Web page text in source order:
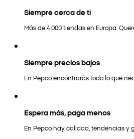
Siempre cerca de ti
Más de 4.000 tiendas en Europa.
Siempre precios bajos
En Pepco encontrarás todo lo que
Espera más, paga menos
En Pepco hay calidad, tendencias y